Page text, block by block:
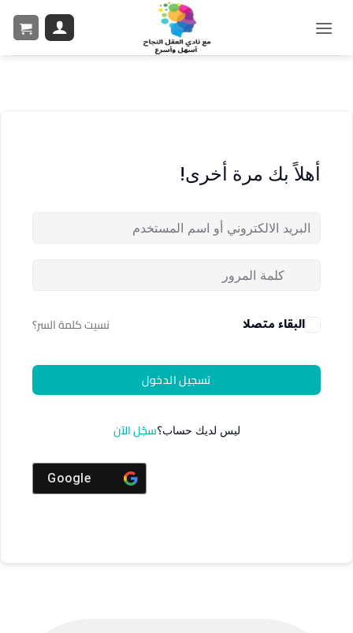
أهلاً بك مرة أخرى!
البقاء متصلا نسيت كلمة السر؟
تسجيل الدخول
ليس لديك حساب؟سجّل الآن
Google